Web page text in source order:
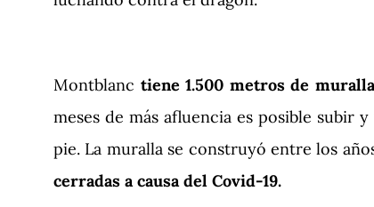
Montblanc tiene 1.500 metros de
meses de más afluencia es posible subir
pie. La muralla se construyó entre los
cerradas a causa del Covid-19.